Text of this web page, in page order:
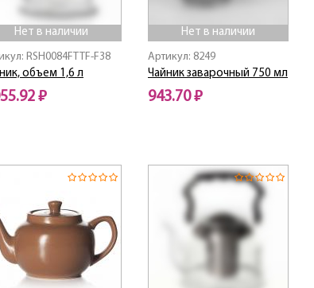
Нет в наличии
RSH0084FTTF-F38
объем 1,6 л
₽
Нет в наличии
Артикул: 8249
Чайник заварочный 750 мл
943.70 ₽